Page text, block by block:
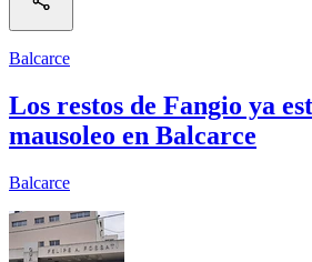
Balcarce
Los restos de Fangio ya
mausoleo en Balcarce
Balcarce